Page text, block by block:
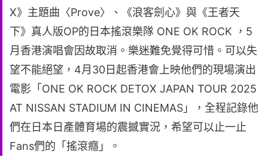
X》主題曲〈Prove〉、《浪客劍心》與《王者天
下》真人版OP的日本搖滾樂隊 ONE OK ROCK ，5
月香港演唱會因故取消。樂迷難免覺得可惜。可以失
望不能絕望，4月30日起香港會上映他們的現場演出
電影「ONE OK ROCK DETOX JAPAN TOUR 2025
AT NISSAN STADIUM IN CINEMAS」，全程記錄他
們在日本日產體育場的震撼實況，希望可以止一止
Fans們的「搖滾癮」。